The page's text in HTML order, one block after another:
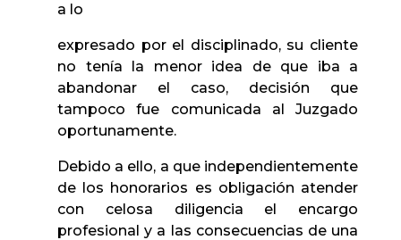
a lo
expresado por el disciplinado, su cliente
no tenía la menor idea de que iba a
abandonar el caso, decisión que
tampoco fue comunicada al Juzgado
oportunamente.
Debido a ello, a que independientemente
de los honorarios es obligación atender
con celosa diligencia el encargo
profesional y a las consecuencias de una